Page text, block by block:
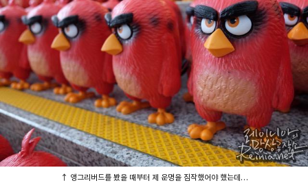
↑ 앵그리버드를 봤을 때부터 제 운명을 짐작했어야 했는데…